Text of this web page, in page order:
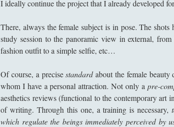
I ideally continue the project that I already developed
There, always the female subject is in pose. The
study session to the panoramic view in external,
fashion outfit to a simple selfie, etc…
Of course, a precisestandardabout the female
whom I have a personal attraction. Not only a pre-
aesthetics reviews (functional to the contemporary art
of writing. Through this one, a training is necessary,
which regulate the beings immediately perceived by